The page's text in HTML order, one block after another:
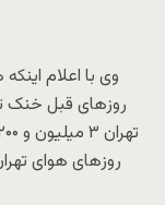
وی با اعلام
روزهای قبل خنک
روزهای هوای